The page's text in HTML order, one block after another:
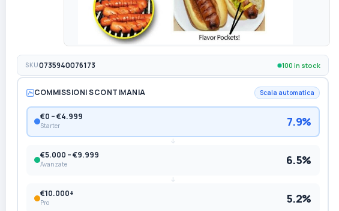
SKU0735940076173 100 in stock
COMMISSIONI SCONTIMANIA Scala automatica
€0 – €4.999
Starter 7.9%
€5.000 – €9.999
Avanzate 6.5%
€10.000+
Pro 5.2%